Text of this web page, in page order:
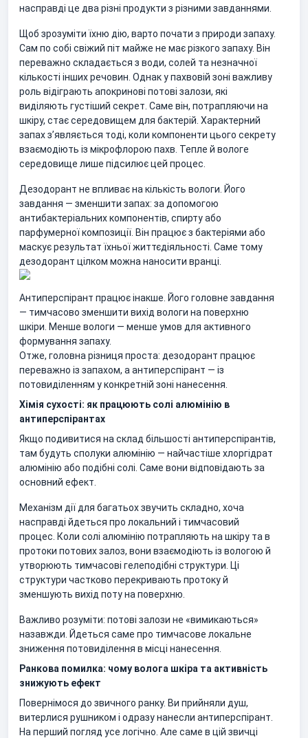
насправді це два різні продукти з різними завданнями.
Щоб зрозуміти їхню дію, варто почати з природи запаху.
Сам по собі свіжий піт майже не має різкого запаху. Він
переважно складається з води, солей та незначної
кількості інших речовин. Однак у пахвовій зоні важливу
роль відіграють апокринові потові залози, які
виділяють густіший секрет. Саме він, потрапляючи на
шкіру, стає середовищем для бактерій. Характерний
запах з’являється тоді, коли компоненти цього секрету
взаємодіють із мікрофлорою пахв. Тепле й вологе
середовище лише підсилює цей процес.
Дезодорант не впливає на кількість вологи. Його
завдання — зменшити запах: за допомогою
антибактеріальних компонентів, спирту або
парфумерної композиції. Він працює з бактеріями або
маскує результат їхньої життєдіяльності. Саме тому
дезодорант цілком можна наносити вранці.
Антиперспірант працює інакше. Його головне завдання
— тимчасово зменшити вихід вологи на поверхню
шкіри. Менше вологи — менше умов для активного
формування запаху.
Отже, головна різниця проста: дезодорант працює
переважно із запахом, а антиперспірант — із
потовиділенням у конкретній зоні нанесення.
Хімія сухості: як працюють солі алюмінію в
антиперспірантах
Якщо подивитися на склад більшості антиперспірантів,
там будуть сполуки алюмінію — найчастіше хлоргідрат
алюмінію або подібні солі. Саме вони відповідають за
основний ефект.
Механізм дії для багатьох звучить складно, хоча
насправді йдеться про локальний і тимчасовий
процес. Коли солі алюмінію потрапляють на шкіру та в
протоки потових залоз, вони взаємодіють із вологою й
утворюють тимчасові гелеподібні структури. Ці
структури частково перекривають протоку й
зменшують вихід поту на поверхню.
Важливо розуміти: потові залози не «вимикаються»
назавжди. Йдеться саме про тимчасове локальне
зниження потовиділення в місці нанесення.
Ранкова помилка: чому волога шкіра та активність
знижують ефект
Повернімося до звичного ранку. Ви прийняли душ,
витерлися рушником і одразу нанесли антиперспірант.
На перший погляд усе логічно. Але саме в цій звичці